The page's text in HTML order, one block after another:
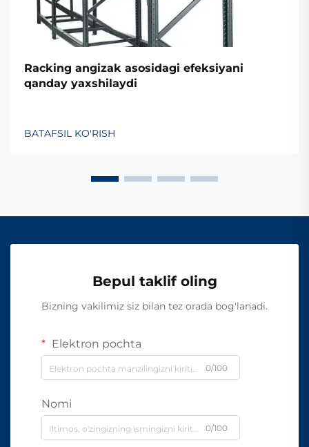
Racking angizak asosidagi efeksiyani
qanday yaxshilaydi
BATAFSIL KO'RISH
Bepul taklif oling
Bizning vakilimiz siz bilan tez orada bog'lanadi.
Elektron pochta
0/100
Nomi
0/100